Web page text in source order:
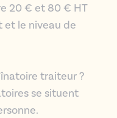
20 € et 80 € HT
et le niveau de
traiteur ?
se situent